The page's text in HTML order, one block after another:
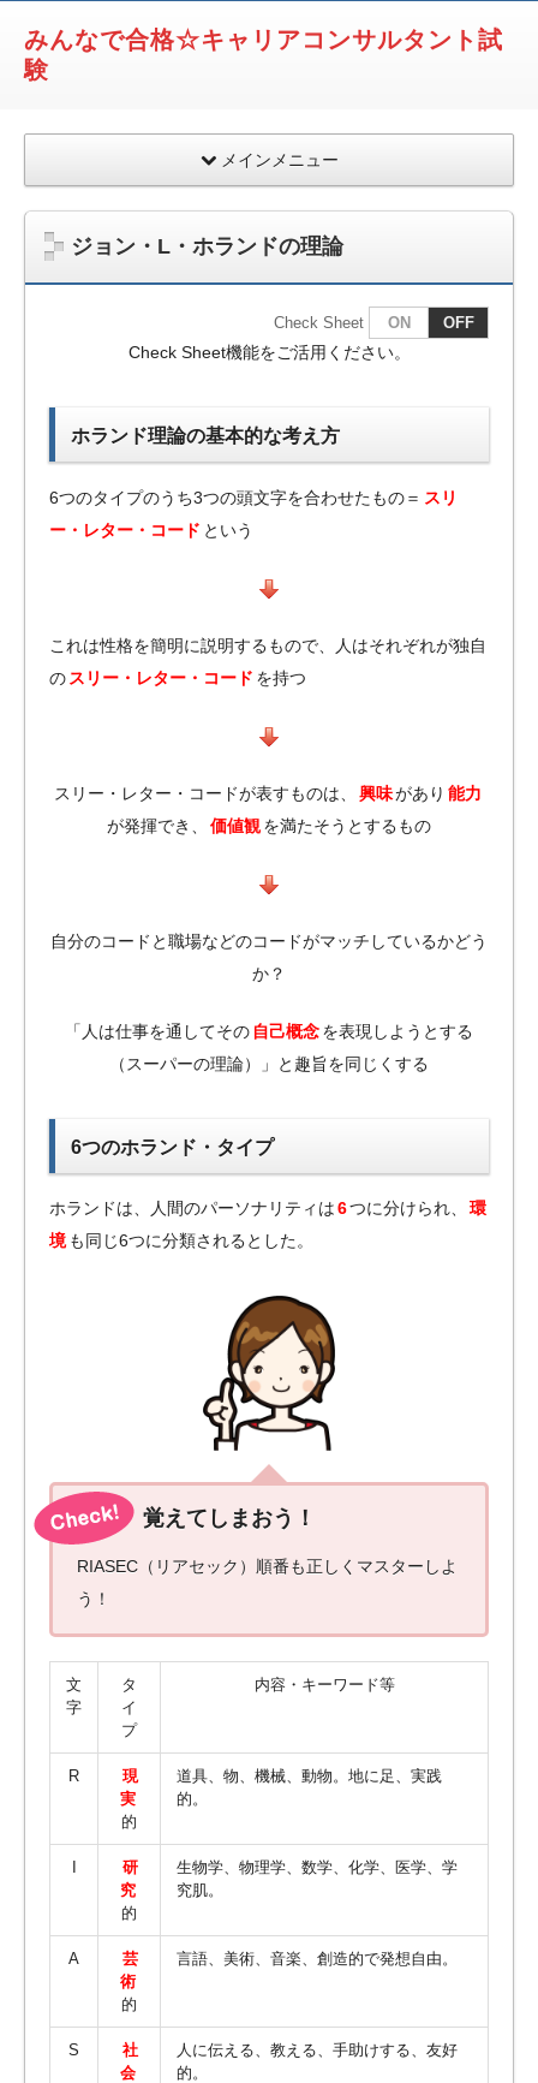
みんなで合格☆キャリアコンサルタント試
験
メインメニュー
ジョン・L・ホランドの理論
Check Sheet ON OFF
Check Sheet機能をご活用ください。
ホランド理論の基本的な考え方
6つのタイプのうち3つの頭文字を合わせたもの＝ スリ
ー・レター・コード という
これは性格を簡明に説明するもので、人はそれぞれが独自
の スリー・レター・コード を持つ
スリー・レター・コードが表すものは、 興味があり 能力
が発揮でき、
価値観を満たそうとするもの
自分のコードと職場などのコードがマッチしているかどう
か？
「人は仕事を通してその 自己概念を表現しようとする
（スーパーの理論）」と趣旨を同じくする
6つのホランド・タイプ
ホランドは、人間のパーソナリティは6つに分けられ、
環
境 も同じ6つに分類されるとした。
覚えてしまおう！
RIASEC（リアセック）順番も正しくマスターしよ
う！
文
字
タ
イ
プ
内容・キーワード等
R
現
実
的
道具、物、機械、動物。地に足、実践
的。
研
究
的
生物学、物理学、数学、化学、医学、学
究肌。
A
芸
術
的
言語、美術、音楽、創造的で発想自由。
S
社
会
人に伝える、教える、手助けする、友好
的。